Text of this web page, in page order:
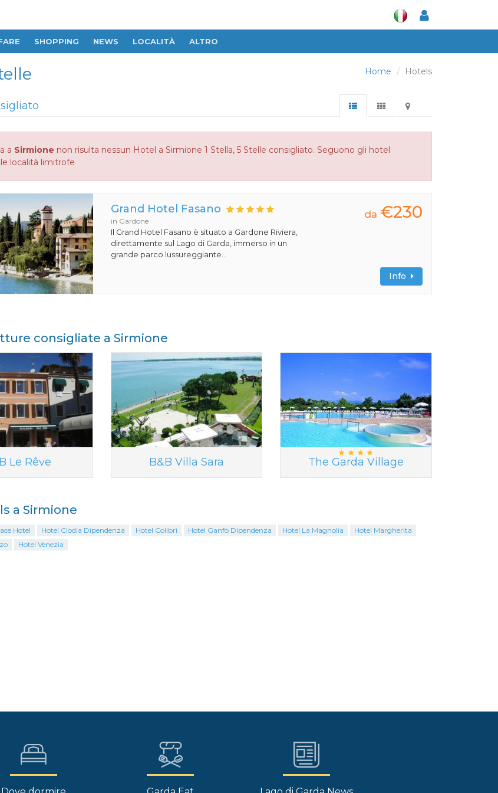
SHOPPING NEWS LOCALITÀ ALTRO
Home Hotels
a Sirmione non risulta nessun Hotel a Sirmione 1 Stella, 5 Stelle consigliato. Seguono gli hotel
località limitrofe
Grand Hotel Fasano
in Gardone
Il Grand Hotel Fasano è situato a Gardone Riviera,
direttamente sul Lago di Garda, immerso in un
grande parco lussureggiante...
da €230
Info
consigliate a Sirmione
Le Rêve B&B Villa Sara The Garda Village
a Sirmione
Hotel Hotel Clodia Dipendenza Hotel Colibrì Hotel Ganfo Dipendenza Hotel La Magnolia
Hotel Margherita
Hotel Venezia